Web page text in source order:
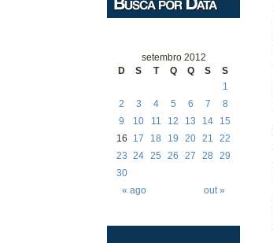
setembro 2012
D
S T Q Q S S
« ago out »
1
2
3 4 5 6 7
8
9
10 11 12 13 14
15
16
17 18 19 20 21
22
23 24 25 26 27 28
29
30